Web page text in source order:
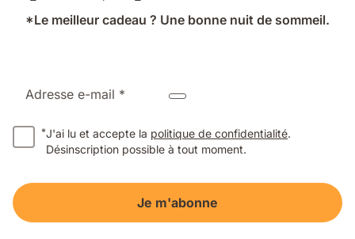
*Le meilleur cadeau ? Une bonne nuit de sommeil.
Adresse e-mail *
*J'ai lu et accepte la politique de confidentialité.
Désinscription possible à tout moment.
Je m'abonne